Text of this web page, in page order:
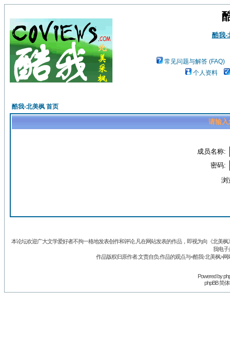
酷我-
常见问题与解答 (FAQ)
个人资料
酷我-北美枫 首页
请输入
成员名称:
密码:
浏
本论坛欢迎广大文学爱好者不拘一格地发表创作和评论.凡在网站发表的作品，即视为向《北美
我电子
作品版权归原作者.文责自负.作品的观点与<酷我-北美枫>
Powered by
phpBB 简